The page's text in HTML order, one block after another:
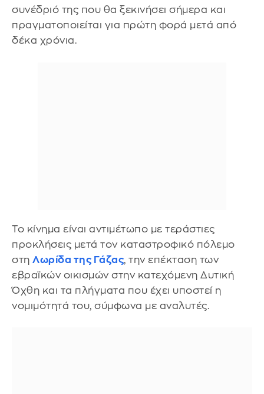
συνέδριό της που θα ξεκινήσει σήμερα και
πραγματοποιείται για πρώτη φορά μετά από
δέκα χρόνια.
Το κίνημα είναι αντιμέτωπο με τεράστιες
προκλήσεις μετά τον καταστροφικό πόλεμο
στη Λωρίδα της Γάζας, την επέκταση των
εβραϊκών οικισμών στην κατεχόμενη Δυτική
Όχθη και τα πλήγματα που έχει υποστεί η
νομιμότητά του, σύμφωνα με αναλυτές.